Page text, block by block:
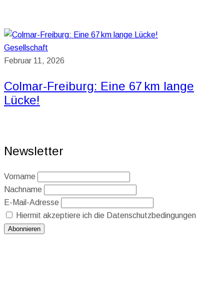
Gesellschaft
Februar 11, 2026
Colmar-Freiburg: Eine 67 km lange
Lücke!
Newsletter
Vorname
Nachname
E-Mail-Adresse
Hiermit akzeptiere ich die Datenschutzbedingungen